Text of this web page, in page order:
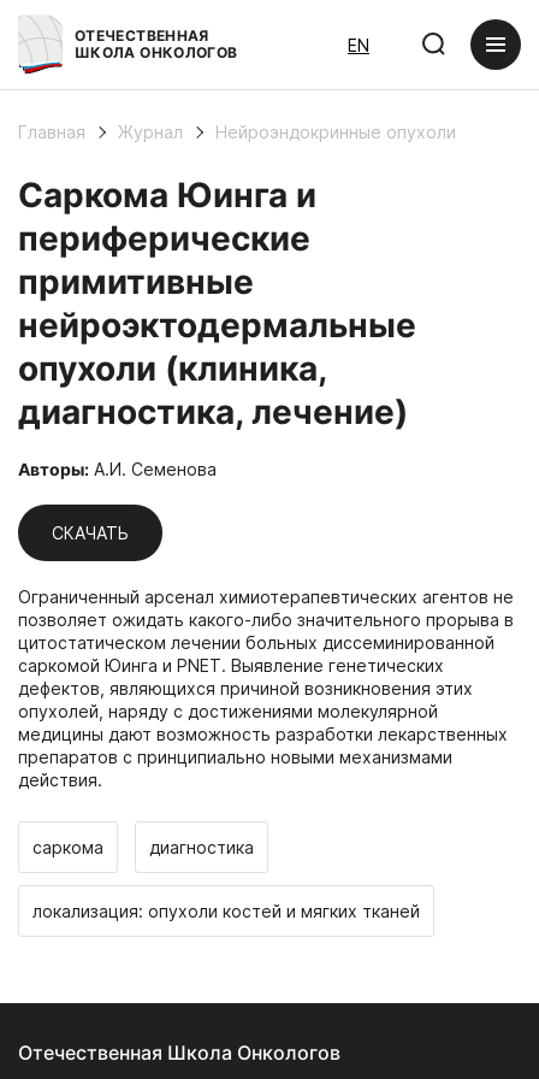
ОТЕЧЕСТВЕННАЯ
ШКОЛА ОНКОЛОГОВ
EN
Главная Журнал Нейроэндокринные опухоли
Саркома Юинга и
периферические
примитивные
нейроэктодермальные
опухоли (клиника,
диагностика, лечение)
Авторы: А.И. Семенова
СКАЧАТЬ
Ограниченный арсенал химиотерапевтических агентов не
позволяет ожидать какого-либо значительного прорыва в
цитостатическом лечении больных диссеминированной
саркомой Юинга и PNET. Выявление генетических
дефектов, являющихся причиной возникновения этих
опухолей, наряду с достижениями молекулярной
медицины дают возможность разработки лекарственных
препаратов с принципиально новыми механизмами
действия.
саркома диагностика
локализация: опухоли костей и мягких тканей
Отечественная Школа Онкологов